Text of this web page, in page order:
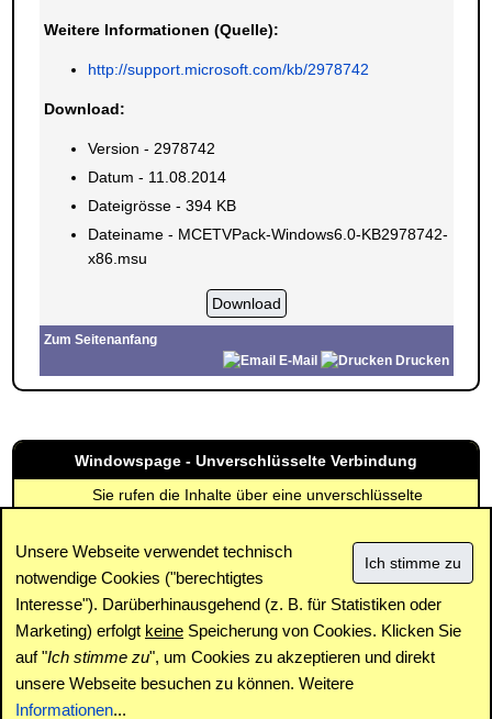
Weitere Informationen (Quelle):
http://support.microsoft.com/kb/2978742
Download:
Version - 2978742
Datum - 11.08.2014
Dateigrösse - 394 KB
Dateiname - MCETVPack-Windows6.0-KB2978742-
x86.msu
Zum Seitenanfang
E-Mail
Drucken
Unsere Webseite verwendet technisch
notwendige Cookies ("berechtigtes
Interesse"). Darüberhinausgehend (z. B. für Statistiken oder
Marketing) erfolgt keine Speicherung von Cookies. Klicken Sie
auf "Ich stimme zu", um Cookies zu akzeptieren und direkt
unsere Webseite besuchen zu können. Weitere
Informationen...
Windowspage - Unverschlüsselte Verbindung
Sie rufen die Inhalte über eine unverschlüsselte
verschlüsselte Verbindung (SSL) abgerufen werden:
https://www.windowspage.de/updates/015784.html
Impressum | Kontakt | Datenschutz / Cookies |
SPAM /
Abuse
| Newsletter | Forum